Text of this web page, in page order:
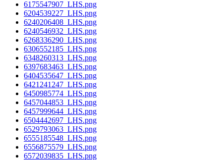
6175547907_LHS.png
6204539227_LHS.png
6240206408_LHS.png
6240546932_LHS.png
6268336290_LHS.png
6306552185_LHS.png
6348260313_LHS.png
6397683463_LHS.png
6404535647_LHS.png
6421241247_LHS.png
6450985774_LHS.png
6457044853_LHS.png
6457999644_LHS.png
6504442697_LHS.png
6529793063_LHS.png
6555185548_LHS.png
6556875579_LHS.png
6572039835_LHS.png